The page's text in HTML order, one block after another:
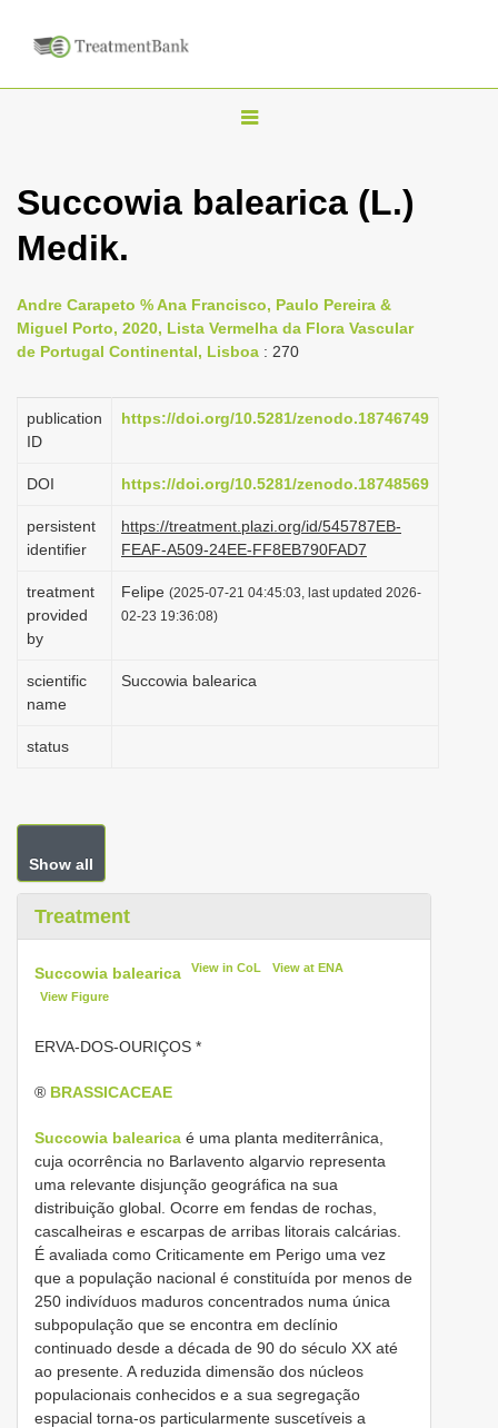
T
g
n
a
i
g
t
i
o
n
Succowia balearica (L.)
Medik.
Andre Carapeto % Ana Francisco, Paulo Pereira &
Miguel Porto, 2020, Lista Vermelha da Flora Vascular
de Portugal Continental, Lisboa : 270
publication
ID
https://doi.org/10.5281/zenodo.18746749
DOI https://doi.org/10.5281/zenodo.18748569
persistent
identifier
https://treatment.plazi.org/id/545787EB-
FEAF-A509-24EE-FF8EB790FAD7
treatment
provided
by
Felipe (2025-07-21 04:45:03, last updated 2026-
02-23 19:36:08)
scientific
name
Succowia balearica
status
Show all
Treatment
Succowia balearica View in CoL View at ENA
View Figure
ERVA-DOS-OURIÇOS *
® BRASSICACEAE
Succowia balearica é uma planta mediterrânica,
cuja ocorrência no Barlavento algarvio representa
uma relevante disjunção geográfica na sua
distribuição global. Ocorre em fendas de rochas,
cascalheiras e escarpas de arribas litorais calcárias.
É avaliada como Criticamente em Perigo uma vez
que a população nacional é constituída por menos de
250 indivíduos maduros concentrados numa única
subpopulação que se encontra em declínio
continuado desde a década de 90 do século XX até
ao presente. A reduzida dimensão dos núcleos
populacionais conhecidos e a sua segregação
espacial torna-os particularmente suscetíveis a